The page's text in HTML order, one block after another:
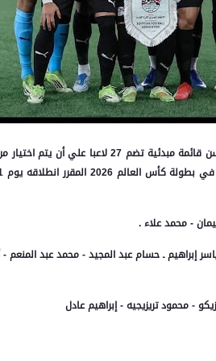
- محمد علاء .
ـ حسام عبد المجيد - محمد عبد المنعم
- محمود تريزيجيه - إبراهيم عادل